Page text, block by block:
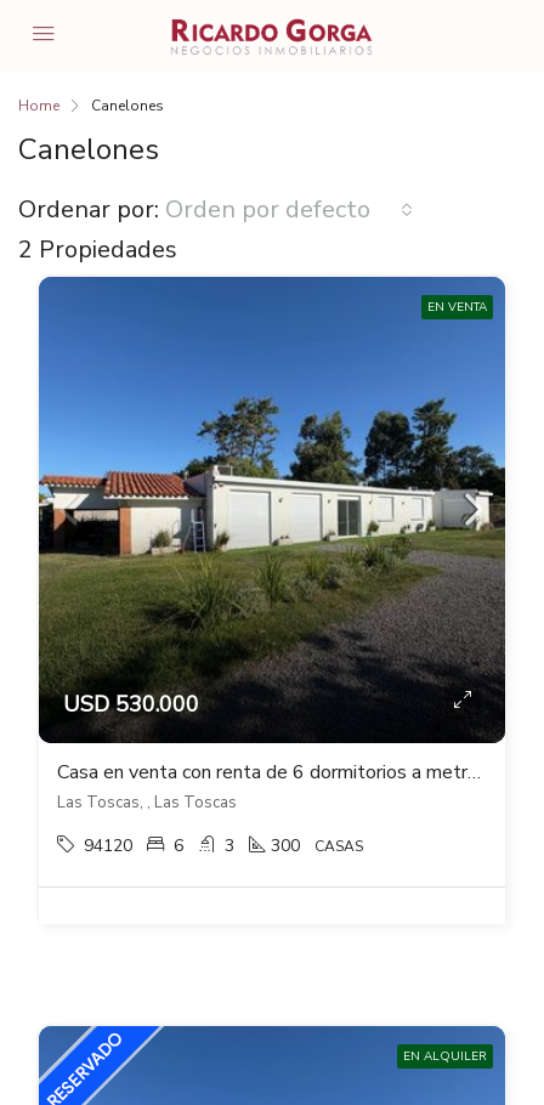
Home Canelones
Canelones
2 Propiedades
Ordenar por: Orden por defecto
EN VENTA
USD 530.000
Casa en venta con renta de 6 dormitorios a metros de la playa en Las Toscas
Las Toscas, , Las Toscas
94120 6 3 300 CASAS
EN ALQUILER